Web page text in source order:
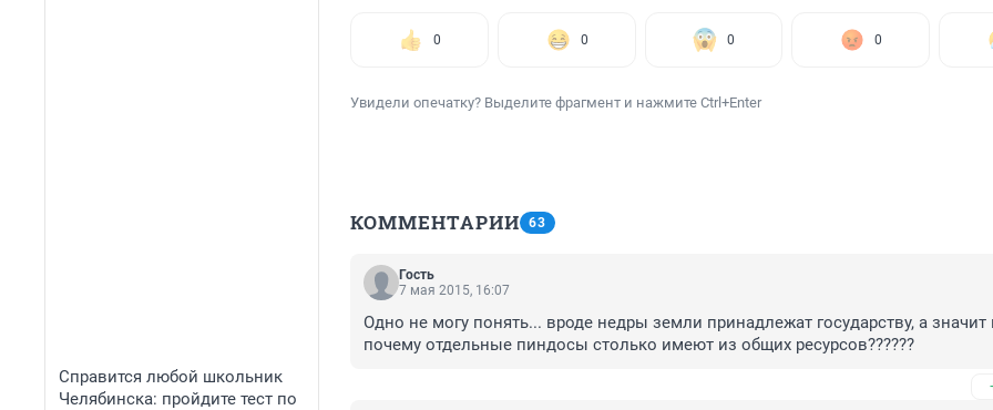
Справится любой школьник
Челябинска: пройдите тест по
0 0 0 0
Увидели опечатку? Выделите фрагмент и нажмите Ctrl+Enter
КОММЕНТАРИИ 63
Гость
7 мая 2015, 16:07
Одно не могу понять... вроде недры земли принадлежат государству, а значит
почему отдельные пиндосы столько имеют из общих ресурсов??????